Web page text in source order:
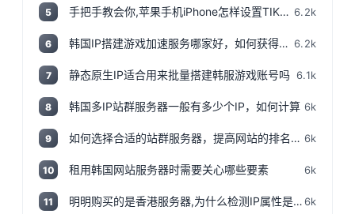
5 手把手教会你,苹果手机iPhone怎样设置TIKTOK文的运营环境，手把手教你怎样运营海外抖音 服务器购买 6.2k
6 韩国IP搭建游戏加速服务哪家好，如何获得韩国IP 6.2k
7 静态原生IP适合用来批量搭建韩服游戏账号吗 6.1k
8 韩国多IP站群服务器一般有多少个IP，如何计算 6k
9 如何选择合适的站群服务器，提高网站的排名和流量 6k
10 租用韩国网站服务器时需要关心哪些要素 6k
11 明明购买的是香港服务器,为什么检测IP属性是归美国?「视频+文案」6k